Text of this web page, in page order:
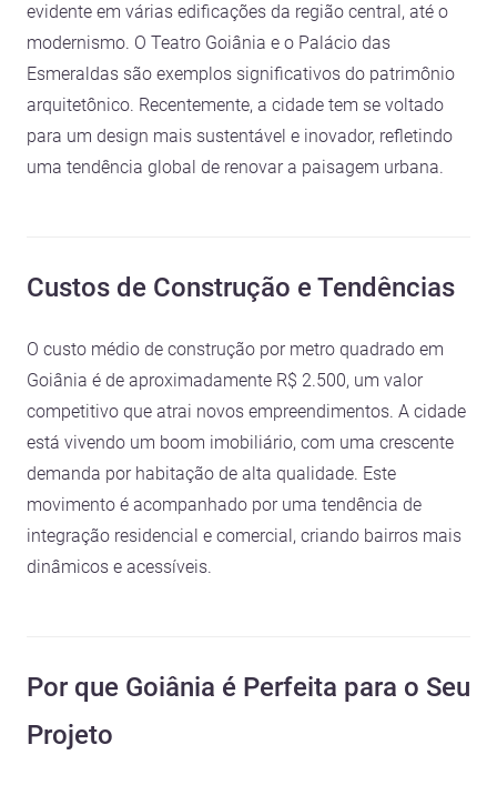
evidente em várias edificações da região central, até o
modernismo. O Teatro Goiânia e o Palácio das
Esmeraldas são exemplos significativos do patrimônio
arquitetônico. Recentemente, a cidade tem se voltado
para um design mais sustentável e inovador, refletindo
uma tendência global de renovar a paisagem urbana.
Custos de Construção e Tendências
O custo médio de construção por metro quadrado em
Goiânia é de aproximadamente R$ 2.500, um valor
competitivo que atrai novos empreendimentos. A cidade
está vivendo um boom imobiliário, com uma crescente
demanda por habitação de alta qualidade. Este
movimento é acompanhado por uma tendência de
integração residencial e comercial, criando bairros mais
dinâmicos e acessíveis.
Por que Goiânia é Perfeita para o Seu
Projeto